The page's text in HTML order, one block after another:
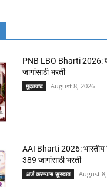
PNB LBO Bharti 2026:
जागांसाठी भरती
मुदतवाढ August 8, 2026
AAI Bharti 2026: भारतीय
389 जागांसाठी भरती
अर्ज करण्यास सुरुवात August